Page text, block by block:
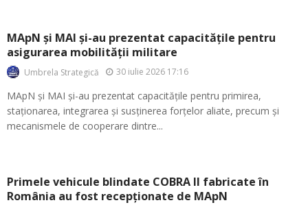
MApN și MAI și-au prezentat capacitățile pentru
asigurarea mobilității militare
Umbrela Strategică 30 iulie 2026 17:16
MApN și MAI și-au prezentat capacitățile pentru primirea,
staționarea, integrarea și susținerea forțelor aliate, precum și
mecanismele de cooperare dintre...
Primele vehicule blindate COBRA II fabricate în
România au fost recepționate de MApN